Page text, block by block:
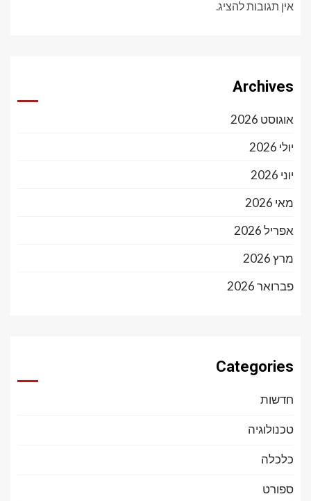
אין תגובות להציג.
Archives
אוגוסט 2026
יולי 2026
יוני 2026
מאי 2026
אפריל 2026
מרץ 2026
פברואר 2026
Categories
חדשות
טכנולוגיה
כלכלה
ספורט